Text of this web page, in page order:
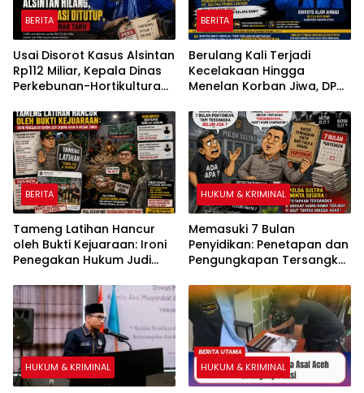
BERITA
Usai Disorot Kasus Alsintan
Rp112 Miliar, Kepala Dinas
Perkebunan-Hortikultura
Komunikasi dengan Media
BERITA
Berulang Kali Terjadi
Kecelakaan Hingga
Menelan Korban Jiwa, DPD
Penghentian Aktivitas
Hauling dan Evaluasi Total
Perizinan PT Sultra Prima
Lestari
BERITA
Tameng Latihan Hancur
oleh Bukti Kejuaraan: Ironi
Penegakan Hukum Judi
Johor
HUKUM & KRIMINAL
Memasuki 7 Bulan
Penyidikan: Penetapan dan
Pengungkapan Tersangka
Bibit Pala dan Kakao Rp26
Miliar Dipertanyakan
HUKUM & KRIMINAL HUKUM & KRIMINAL